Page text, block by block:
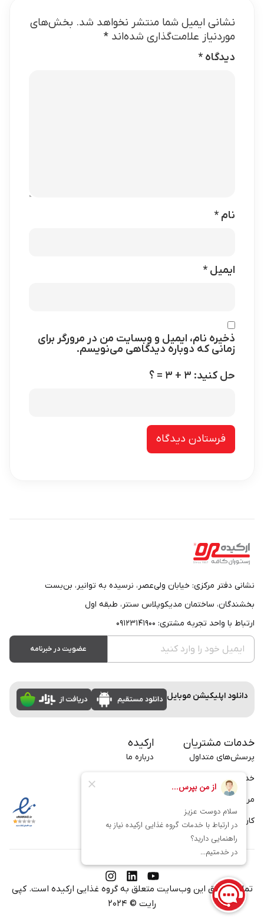
نشانی ایمیل شما منتشر نخواهد شد. بخش‌های
موردنیاز علامت‌گذاری شده‌اند *
دیدگاه *
نام *
ایمیل *
ذخیره نام، ایمیل و وبسایت من در مرورگر برای
زمانی که دوباره دیدگاهی می‌نویسم.
حل کنید: ۳ + ۳ = ؟
نشانی دفتر مرکزی: خیابان ولی‌عصر، نرسیده به توانیر، بن‌بست
بخشندگان، ساختمان مدیکوپلاس سنتر، طبقه اول
ارتباط با واحد تجربه مشتری: ۰۹۱۲۳۱۴۱۹۰۰
عضویت در خبرنامه
دانلود اپلیکیشن موبایل
خدمات مشتریان
پرسش‌های متداول
خدمات سازمانی
مراسم
کارت
ارکیده
درباره ما
فرصت‌های شغلی
تمامی حقوق این وب‌سایت متعلق بهگروه غذایی ارکیده است. کپی
رایت © ۲۰۲۴